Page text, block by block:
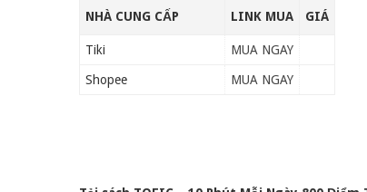
NHÀ CUNG CẤP LINK MUA GIÁ
Tiki MUA NGAY
Shopee MUA NGAY